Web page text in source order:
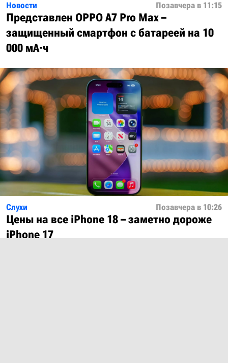
Новости Позавчера в 11:15
Представлен OPPO A7 Pro Max –
защищенный смартфон с батареей на 10
000 мА·ч
Слухи Позавчера в 10:26
Цены на все iPhone 18 – заметно дороже
iPhone 17